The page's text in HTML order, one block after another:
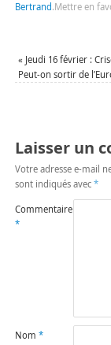
Bertrand.Mettre en
« Jeudi 16 février :
Peut-on sortir de
Laisser un
Votre adresse e-mail
sont indiqués avec *
Commentaire
*
Nom *